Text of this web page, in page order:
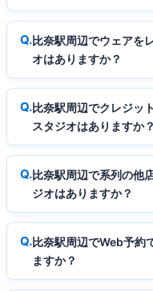
比奈駅周辺でウェアを
オはありますか？
比奈駅周辺でクレジッ
スタジオはありますか？
比奈駅周辺で系列の他
ジオはありますか？
比奈駅周辺でWeb予約
ますか？